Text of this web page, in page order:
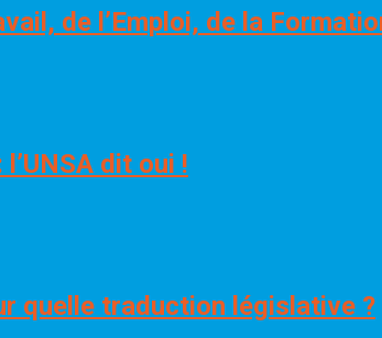
de l’Emploi, de la
dit oui !
quelle traduction législative ?